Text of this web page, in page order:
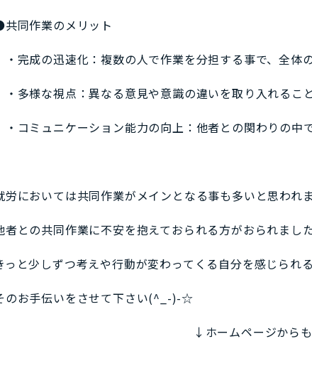
同作業のメリット
・完成の迅速化：複数の人で作業を分担する事で、全体
・多様な視点：異なる意見や意識の違いを取り入れるこ
・コミュニケーション能力の向上：他者との関わりの中
労においては共同作業がメインとなる事も多いと思われま
者との共同作業に不安を抱えておられる方がおられま
っと少しずつ考えや行動が変わってくる自分を感じられ
のお手伝いをさせて下さい(^_-)-☆
↓ホームページから